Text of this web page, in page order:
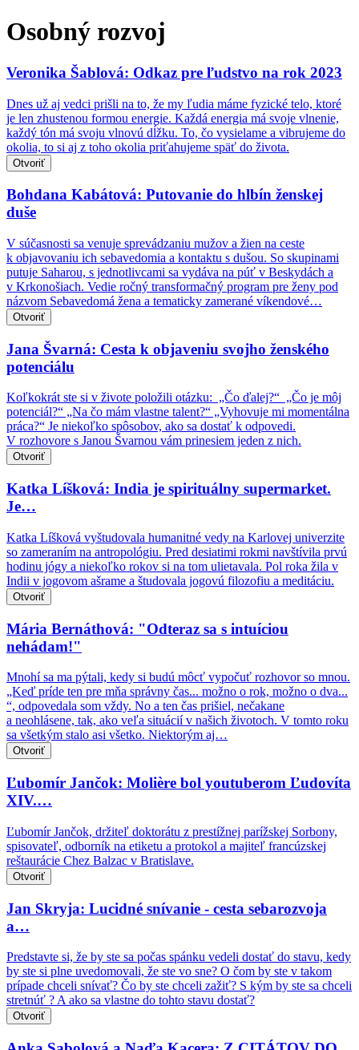
Osobný rozvoj
Veronika Šablová: Odkaz pre ľudstvo na rok 2023
Dnes už aj vedci prišli na to, že my ľudia máme fyzické telo, ktoré
je len zhustenou formou energie. Každá energia má svoje vlnenie,
každý tón má svoju vlnovú dĺžku. To, čo vysielame a vibrujeme do
okolia, to si aj z toho okolia priťahujeme späť do života.
Otvoriť
Bohdana Kabátová: Putovanie do hlbín ženskej
duše
V súčasnosti sa venuje sprevádzaniu mužov a žien na ceste
k objavovaniu ich sebavedomia a kontaktu s dušou. So skupinami
putuje Saharou, s jednotlivcami sa vydáva na púť v Beskydách a
v Krkonošiach. Vedie ročný transformačný program pre ženy pod
názvom Sebavedomá žena a tematicky zamerané víkendové…
Otvoriť
Jana Švarná: Cesta k objaveniu svojho ženského
potenciálu
Koľkokrát ste si v živote položili otázku: „Čo ďalej?“ „Čo je môj
potenciál?“ „Na čo mám vlastne talent?“ „Vyhovuje mi momentálna
práca?“ Je niekoľko spôsobov, ako sa dostať k odpovedi.
V rozhovore s Janou Švarnou vám prinesiem jeden z nich.
Otvoriť
Katka Líšková: India je spirituálny supermarket.
Je…
Katka Líšková vyštudovala humanitné vedy na Karlovej univerzite
so zameraním na antropológiu. Pred desiatimi rokmi navštívila prvú
hodinu jógy a niekoľko rokov si na tom ulietavala. Pol roka žila v
Indii v jogovom ašrame a študovala jogovú filozofiu a meditáciu.
Otvoriť
Mária Bernáthová: "Odteraz sa s intuíciou
nehádam!"
Mnohí sa ma pýtali, kedy si budú môcť vypočuť rozhovor so mnou.
„Keď príde ten pre mňa správny čas... možno o rok, možno o dva...
“, odpovedala som vždy. No a ten čas prišiel, nečakane
a neohlásene, tak, ako veľa situácií v našich životoch. V tomto roku
sa všetkým stalo asi všetko. Niektorým aj…
Otvoriť
Ľubomír Jančok: Molière bol youtuberom Ľudovíta
XIV.…
Ľubomír Jančok, držiteľ doktorátu z prestížnej parížskej Sorbony,
spisovateľ, odborník na etiketu a protokol a majiteľ francúzskej
reštaurácie Chez Balzac v Bratislave.
Otvoriť
Jan Skryja: Lucidné snívanie - cesta sebarozvoja
a…
Predstavte si, že by ste sa počas spánku vedeli dostať do stavu, kedy
by ste si plne uvedomovali, že ste vo sne? O čom by ste v takom
prípade chceli snívať? Čo by ste chceli zažiť? S kým by ste sa chceli
stretnúť ? A ako sa vlastne do tohto stavu dostať?
Otvoriť